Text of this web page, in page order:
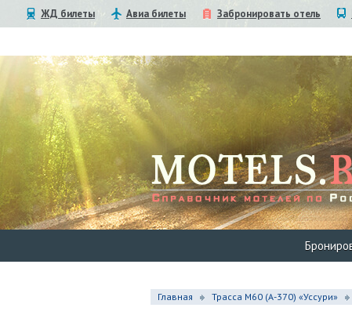
ЖД билеты Авиа билеты Забронировать отель
Главная Трасса М60 (А-370) «Уссури»